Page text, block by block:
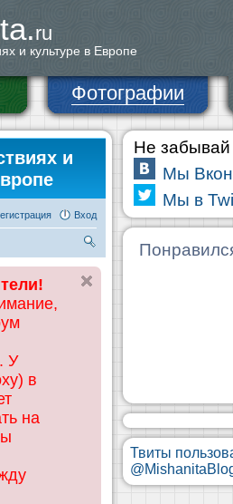
ru
и культуре в Европе
Фотографии
и
Вход
ск
У
в
на
Не забывай
Мы
Мы в
Твиты